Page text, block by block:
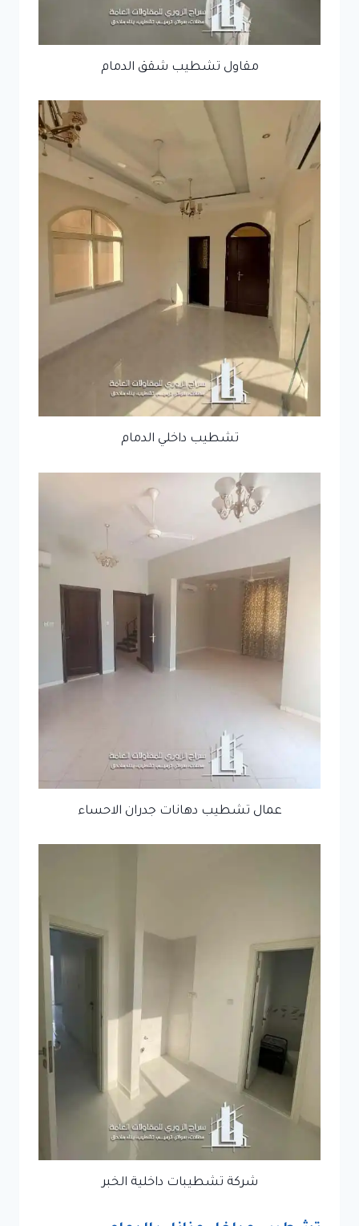
مقاول تشطيب شقق الدمام
تشطيب داخلي الدمام
عمال تشطيب دهانات جدران الاحساء
شركة تشطيبات داخلية الخبر